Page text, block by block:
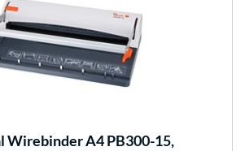
Wirebinder A4 PB300-15,